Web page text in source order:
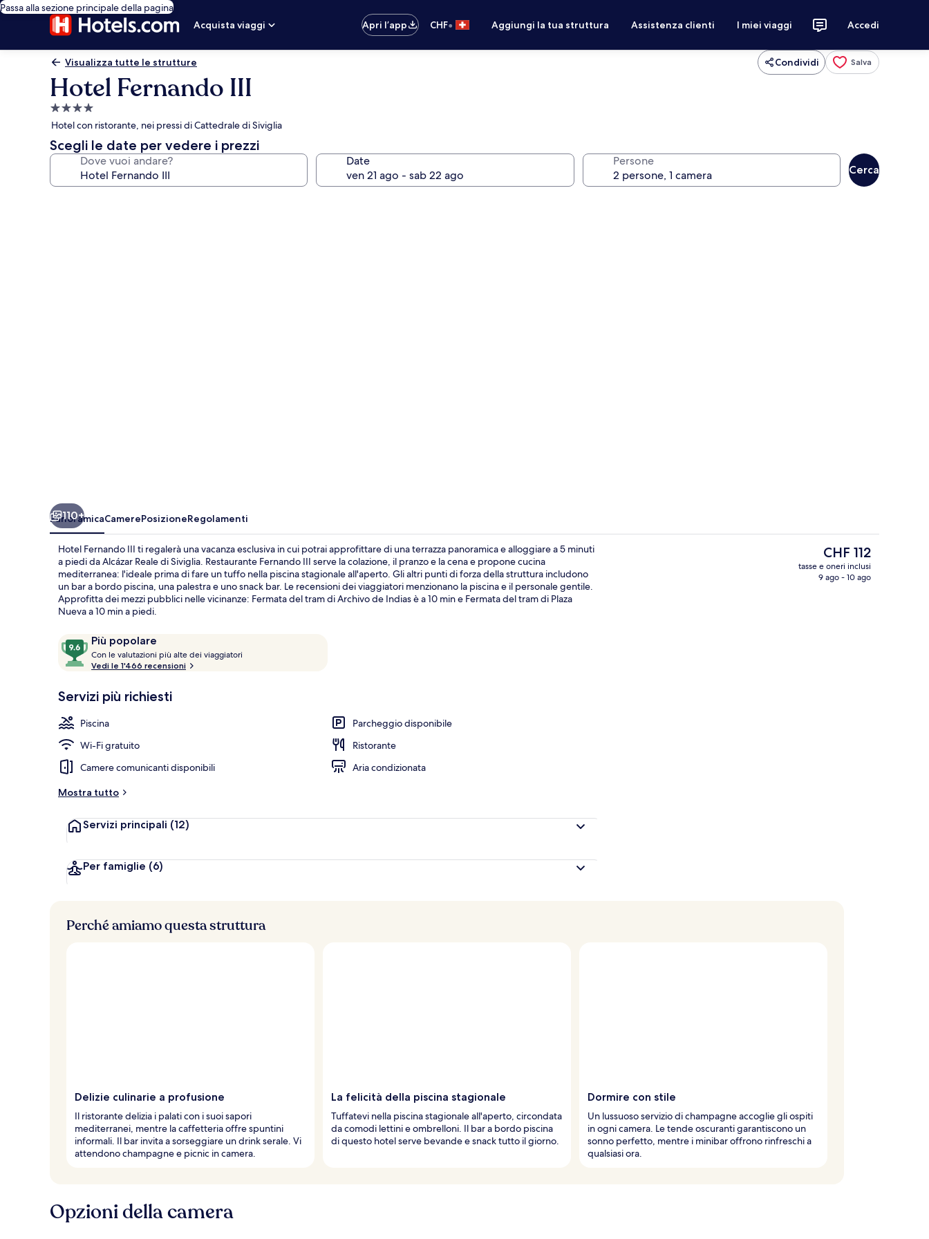
Passa alla sezione principale della pagina
Acquista viaggi
Apri l’app CHF• Aggiungi la tua struttura Assistenza clienti I miei viaggi Accedi
Visualizza tutte le strutture Condividi Salva
Hotel Fernando III
Struttura
a
4.0
stelle
Hotel con ristorante, nei pressi di Cattedrale di Siviglia
Scegli le date per vedere i prezzi
Dove vuoi andare? Date Persone
Cerca
Terrazza panoramica Minibar, una cassaforte in camera,
110+
PanoramicaCamerePosizioneRegolamenti
Hotel Fernando III ti regalerà una vacanza esclusiva in cui potrai approfittare di una terrazza panoramica e alloggiare a 5 minuti
a piedi da Alcázar Reale di Siviglia. Restaurante Fernando III serve la colazione, il pranzo e la cena e propone cucina
mediterranea: l'ideale prima di fare un tuffo nella piscina stagionale all'aperto. Gli altri punti di forza della struttura includono
un bar a bordo piscina, una palestra e uno snack bar. Le recensioni dei viaggiatori menzionano la piscina e il personale gentile.
Approfitta dei mezzi pubblici nelle vicinanze: Fermata del tram di Archivo de Indias è a 10 min e Fermata del tram di Plaza
Nueva a 10 min a piedi.
RecensioniPiù popolare
9.6
su
10,
popolare
Con le valutazioni più alte dei viaggiatori
z
i
a
t
o
Vedi le 1'466 recensioni
Servizi più richiesti
Piscina
Parcheggio disponibile
Wi-Fi gratuito
Ristorante
Camere comunicanti disponibili
Aria condizionata
Mostra tutto
Servizi principali (12)
Per famiglie (6)
Il
prezzo
attuale
CHF 112
tasse e oneri inclusi
9 ago - 10 ago
Perché amiamo questa struttura
Delizie culinarie a profusione
Il ristorante delizia i palati con i suoi sapori
mediterranei, mentre la caffetteria offre spuntini
informali. Il bar invita a sorseggiare un drink serale. Vi
attendono champagne e picnic in camera.
La felicità della piscina stagionale
Tuffatevi nella piscina stagionale all'aperto, circondata
da comodi lettini e ombrelloni. Il bar a bordo piscina
di questo hotel serve bevande e snack tutto il giorno.
Dormire con stile
Un lussuoso servizio di champagne accoglie gli ospiti
in ogni camera. Le tende oscuranti garantiscono un
sonno perfetto, mentre i minibar offrono rinfreschi a
qualsiasi ora.
Opzioni della camera